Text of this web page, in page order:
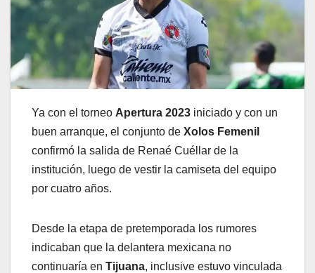
Ya con el torneo Apertura 2023 iniciado y con un
buen arranque, el conjunto de Xolos Femenil
confirmó la salida de Renaé Cuéllar de la
institución, luego de vestir la camiseta del equipo
por cuatro años.
Desde la etapa de pretemporada los rumores
indicaban que la delantera mexicana no
continuaría en Tijuana, inclusive estuvo vinculada